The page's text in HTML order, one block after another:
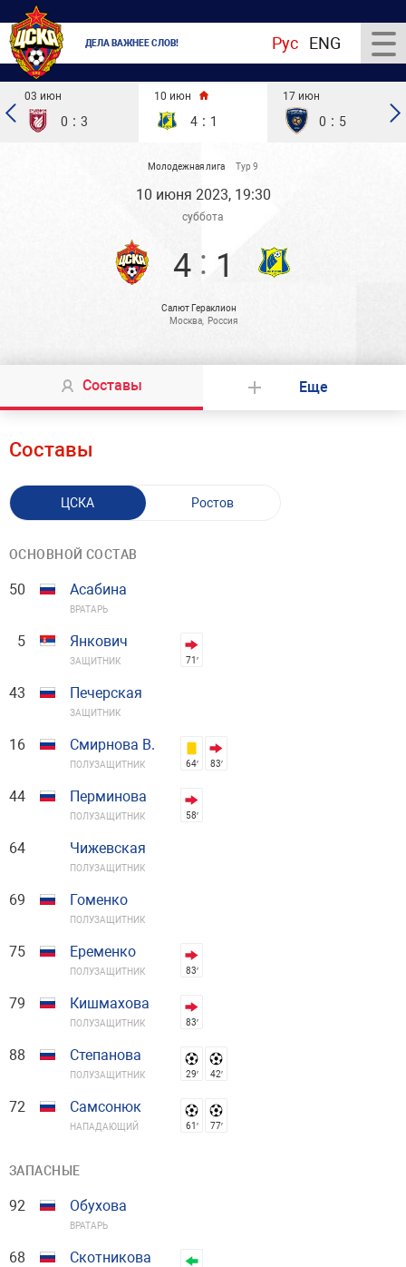
ДЕЛА ВАЖНЕЕ СЛОВ! Рус ENG
03 июн
0 : 3
10 июн
4 : 1
17 июн
0 : 5
Молодежная лига Тур 9
10 июня 2023, 19:30
суббота
4 : 1
Салют Гераклион
Москва, Россия
Составы Еще
Составы
ЦСКА Ростов
ОСНОВНОЙ СОСТАВ
50 Асабина
ВРАТАРЬ
5 Янкович
ЗАЩИТНИК 71′
43 Печерская
ЗАЩИТНИК
16 Смирнова В.
ПОЛУЗАЩИТНИК 64′ 83′
44 Перминова
ПОЛУЗАЩИТНИК 58′
64 Чижевская
ПОЛУЗАЩИТНИК
69 Гоменко
ПОЛУЗАЩИТНИК
75 Еременко
ПОЛУЗАЩИТНИК 83′
79 Кишмахова
ПОЛУЗАЩИТНИК 83′
88 Степанова
ПОЛУЗАЩИТНИК 29′ 42′
72 Самсонюк
НАПАДАЮЩИЙ 61′ 77′
ЗАПАСНЫЕ
92 Обухова
ВРАТАРЬ
68 Скотникова